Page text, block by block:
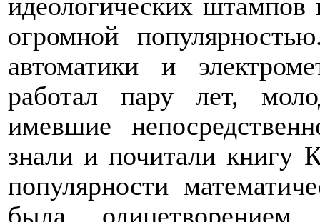
огромной
автоматики и
работал пару лет,
имевшие
знали и почитали книгу
популярности
была